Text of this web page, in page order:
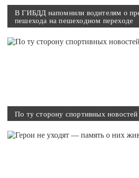
В ГИБДД напомнили водителям о
пешехода на пешеходном переходе
По ту сторону спортивных новостей